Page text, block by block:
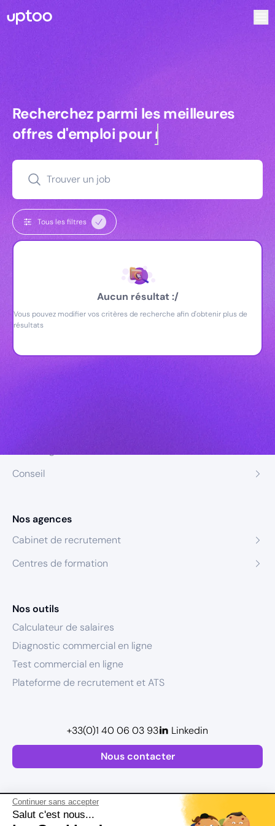
Continuer sans accepter
Salut c'est nous...
Recherchez parmi les meilleures
Recherchez parmi les meilleures
offres d'emploi pourcommerciaux
Trouver un job
Tous les filtres
Aucun résultat :/
Vous pouvez modifier vos critères de recherche afin d'obtenir plus de
résultats
Conseil
Nos agences
Cabinet de recrutement
Centres de formation
Nos outils
Calculateur de salaires
Diagnostic commercial en ligne
Test commercial en ligne
Plateforme de recrutement et ATS
Nous contacter
+33(0)1 40 06 03 93 Linkedin